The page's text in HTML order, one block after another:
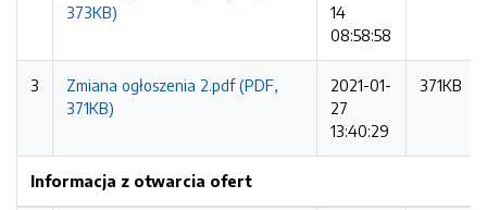
373KB)
14
08:58:58
3
Zmiana ogłoszenia 2.pdf (PDF,
371KB)
2021-01-
27
13:40:29
371KB
Informacja z otwarcia ofert